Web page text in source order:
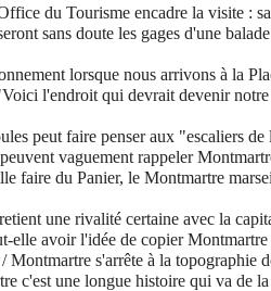
du Tourisme encadre la visite :
sans doute les gages d'une
lorsque nous arrivons à la
l'endroit qui devrait devenir
peut faire penser aux "escaliers
vaguement rappeler
faire du Panier, le Montmartre
une rivalité certaine avec la
elle avoir l'idée de copier Montmartre
Montmartre s'arrête à la topographie
c'est une longue histoire qui va de